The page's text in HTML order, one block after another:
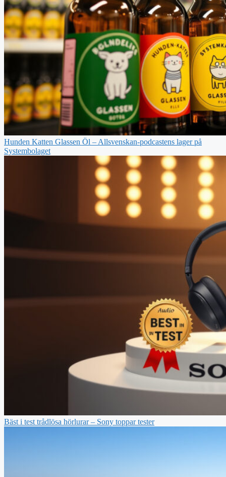
Hunden Katten Glassen Öl – Allsvenskan-podcastens lager på
Systembolaget
Bäst i test trådlösa hörlurar – Sony toppar tester